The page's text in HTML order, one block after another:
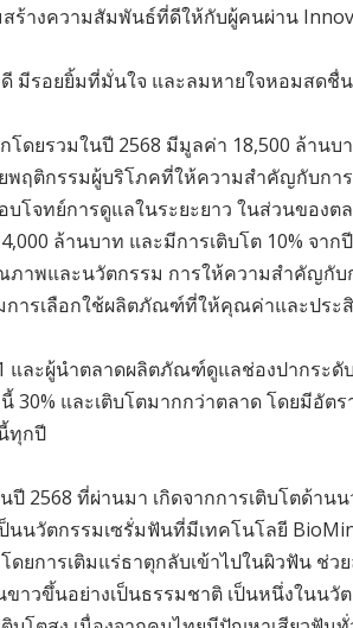
สร้างความสัมพันธ์ที่ดีให้กับผู้คนผ่าน
มีรอยยิ้มที่มั่นใจ และลมหายใจหอมสดชื่
ยรวมในปี 2568 มีมูลค่า 18,500 ล้านบ
พฤติกรรมผู้บริโภคที่ให้ความสำคัญกับก
โจทย์การดูแลในระยะยาว ในส่วนของ
ล้านบาท และมีการเติบโต 10% จา
พและนวัตกรรม การให้ความสำคัญกับ
การเลือกใช้ผลิตภัณฑ์ที่ให้คุณค่าและประ
และผู้นำตลาดผลิตภัณฑ์ดูแลช่องปากระดั
และเติบโตมากกว่าตลาด โดยมีอัตร
ทุกปี
ปี 2568 ที่ผ่านมา เกิดจากการเติบโตด้า
นนวัตกรรมเซรั่มฟันที่มีเทคโนโลยี
ยการเติมแร่ธาตุกลับเข้าไปในผิวฟัน ช่ว
าวขึ้นอย่างเป็นธรรมชาติ เป็นหนึ่งในน